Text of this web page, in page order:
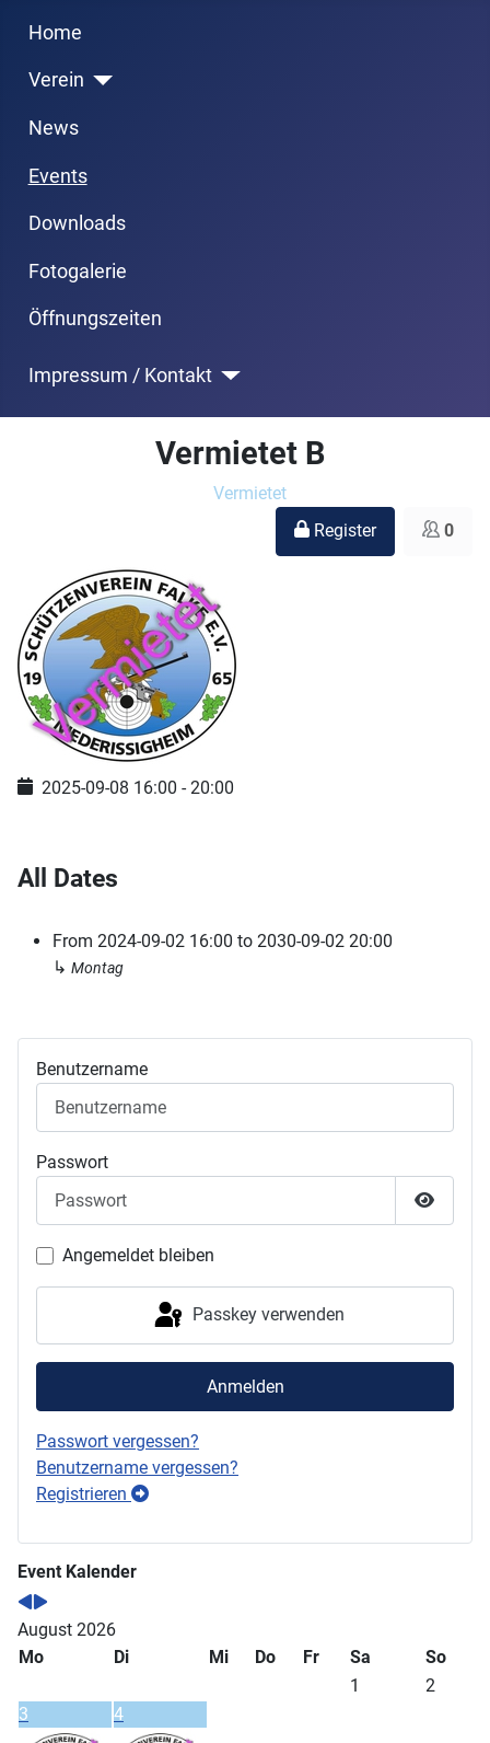
Home
Verein
News
Events
Downloads
Fotogalerie
Öffnungszeiten
Impressum / Kontakt
Vermietet B
Vermietet
Register
0
2025-09-08 16:00 -20:00
All Dates
From 2024-09-02 16:00 to 2030-09-02 20:00
↳ Montag
Benutzername
Passwort
Angemeldet bleiben
Passkey verwenden
Anmelden
Passwort vergessen?
Benutzername vergessen?
Registrieren
Event Kalender
Month
Month
August 2026
Mo
Di Mi Do Fr Sa
So
1
2
3
4